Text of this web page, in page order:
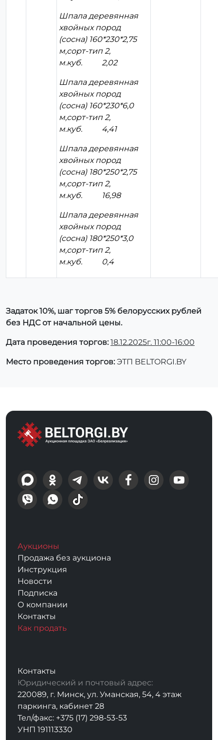
Шпала деревянная
хвойных пород
(сосна) 160*230*2,75
м,сорт-тип 2,
м.куб. 2,02
Шпала деревянная
хвойных пород
(сосна) 160*230*6,0
м,сорт-тип 2,
м.куб. 4,41
Шпала деревянная
хвойных пород
(сосна) 180*250*2,75
м,сорт-тип 2,
м.куб. 16,98
Шпала деревянная
хвойных пород
(сосна) 180*250*3,0
м,сорт-тип 2,
м.куб. 0,4
Задаток 10%, шаг торгов 5% белорусских рублей
без НДС от начальной цены.
Дата проведения торгов:18.12.2025г. 11:00-16:00
Место проведения торгов:ЭТП BELTORGI.BY
Аукционы
Продажа без аукциона
Инструкция
Новости
Подписка
О компании
Контакты
Как продать
Контакты
Юридический и почтовый адрес:
220089, г. Минск, ул. Уманская, 54, 4 этаж
паркинга, кабинет 28
Тел/факс: +375 (17) 298-53-53
УНП 191113330